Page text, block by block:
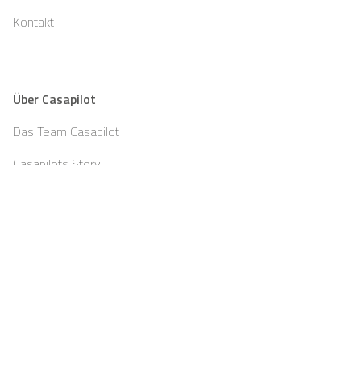
Kontakt
Über Casapilot
Das Team Casapilot
Casapilots Story